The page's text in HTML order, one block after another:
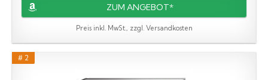
ZUM ANGEBOT*
Preis inkl. MwSt., zzgl. Versandkosten
# 2